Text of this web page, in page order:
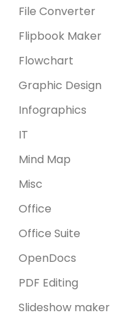
File Converter
Flipbook Maker
Flowchart
Graphic Design
Infographics
IT
Mind Map
Misc
Office
Office Suite
OpenDocs
PDF Editing
Slideshow maker